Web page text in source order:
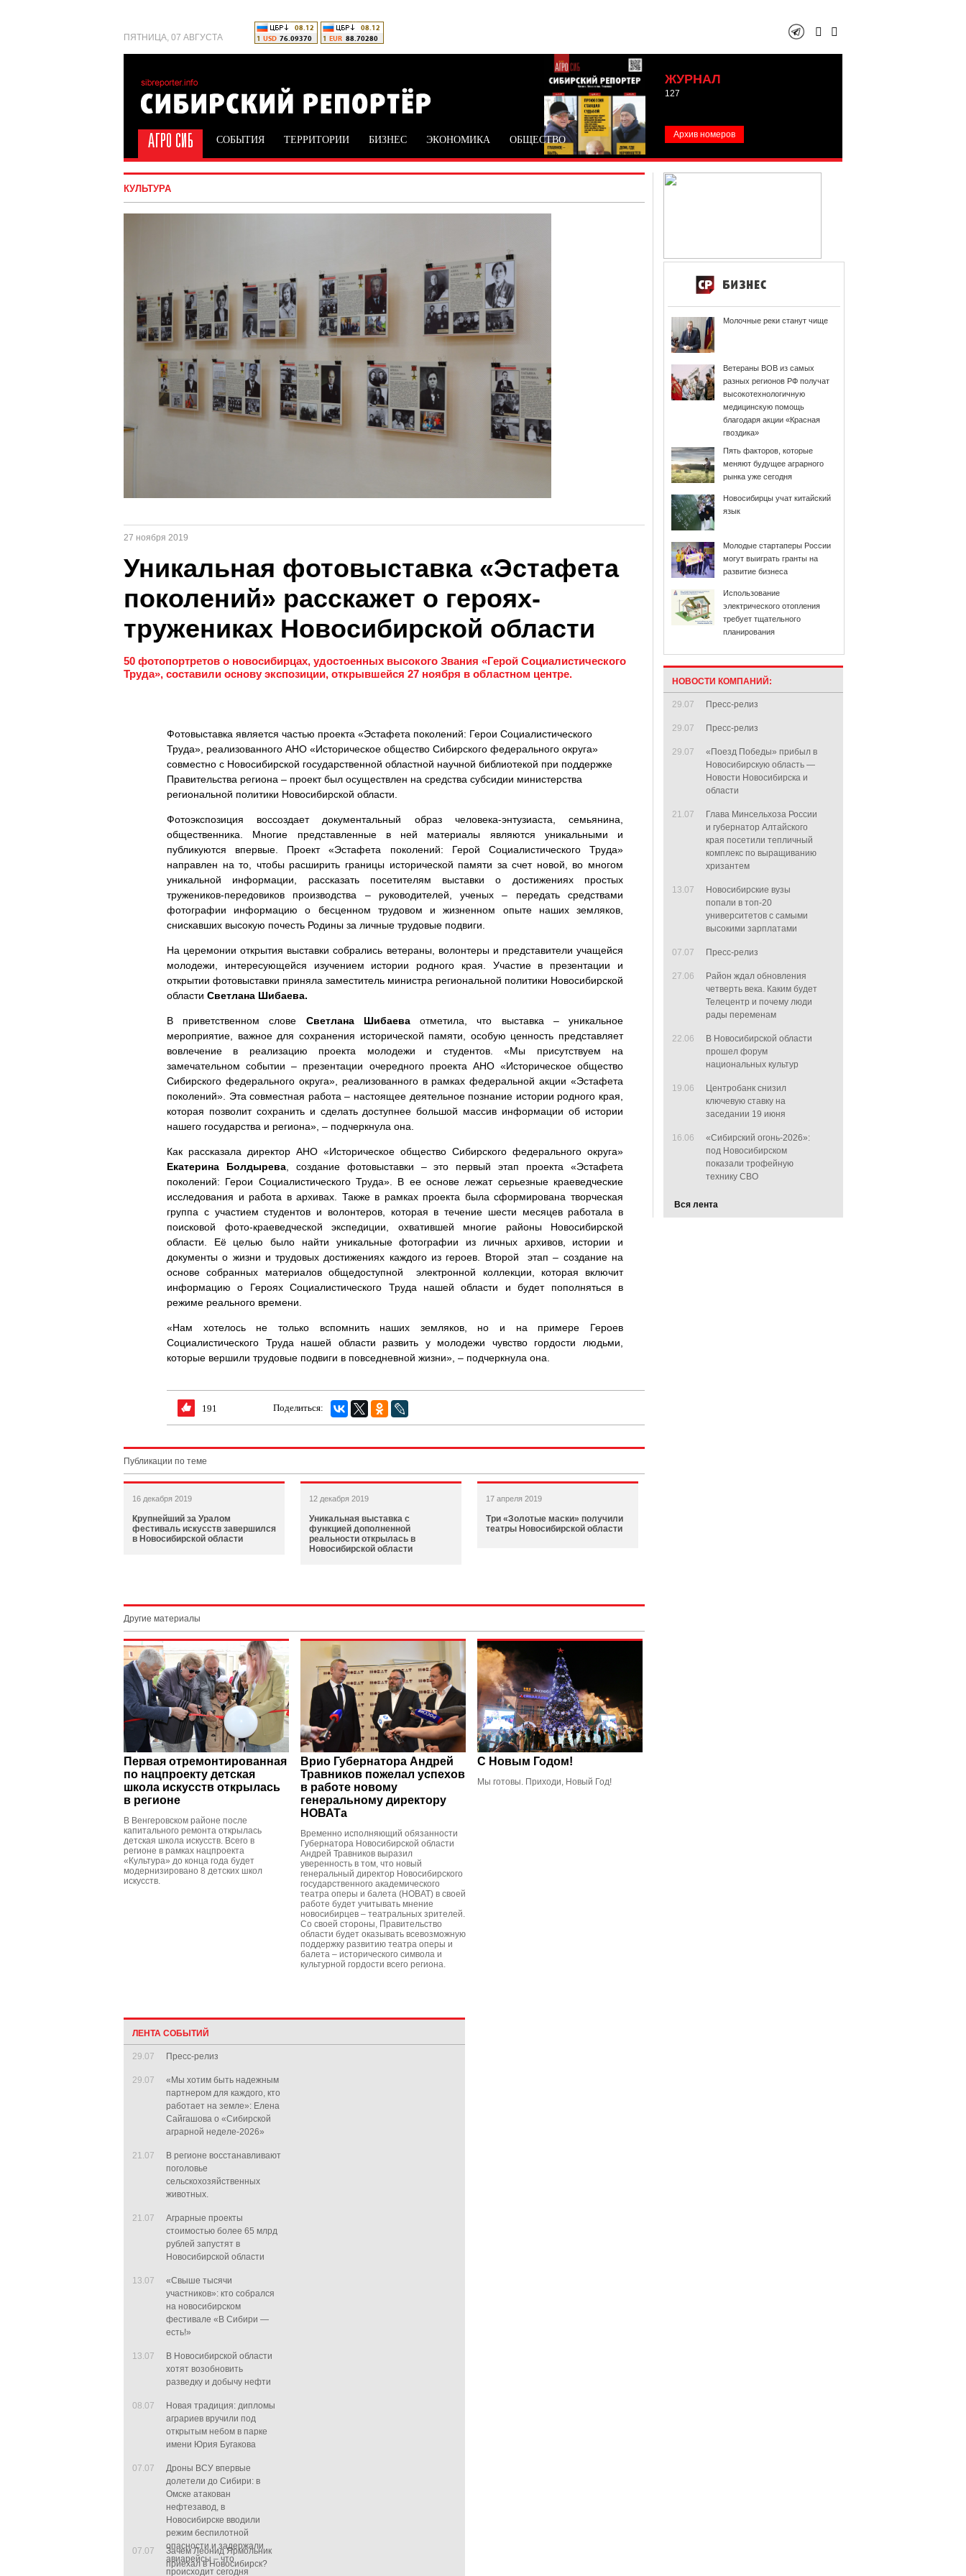
ПЯТНИЦА, 07 АВГУСТА
ЖУРНАЛ
127
Архив номеров
СОБЫТИЯ ТЕРРИТОРИИ БИЗНЕС ЭКОНОМИКА ОБЩЕСТВО
КУЛЬТУРА
27 ноября 2019
Уникальная фотовыставка «Эстафета
поколений» расскажет о героях-
тружениках Новосибирской области
50 фотопортретов о новосибирцах, удостоенных высокого Звания «Герой Социалистического
Труда», составили основу экспозиции, открывшейся 27 ноября в областном центре.
Фотовыставка является частью проекта «Эстафета поколений: Герои Социалистического
Труда», реализованного АНО «Историческое общество Сибирского федерального округа»
совместно с Новосибирской государственной областной научной библиотекой при поддержке
Правительства региона – проект был осуществлен на средства субсидии министерства
региональной политики Новосибирской области.
Фотоэкспозиция воссоздает документальный образ человека-энтузиаста, семьянина,
общественника. Многие представленные в ней материалы являются уникальными и
публикуются впервые. Проект «Эстафета поколений: Герой Социалистического Труда»
направлен на то, чтобы расширить границы исторической памяти за счет новой, во многом
уникальной информации, рассказать посетителям выставки о достижениях простых
тружеников-передовиков производства – руководителей, ученых – передать средствами
фотографии информацию о бесценном трудовом и жизненном опыте наших земляков,
снискавших высокую почесть Родины за личные трудовые подвиги.
На церемонии открытия выставки собрались ветераны, волонтеры и представители учащейся
молодежи, интересующейся изучением истории родного края. Участие в презентации и
открытии фотовыставки приняла заместитель министра региональной политики Новосибирской
области Светлана Шибаева.
В приветственном слове Светлана Шибаеваотметила, что выставка – уникальное
мероприятие, важное для сохранения исторической памяти, особую ценность представляет
вовлечение в реализацию проекта молодежи и студентов. «Мы присутствуем на
замечательном событии – презентации очередного проекта АНО «Историческое общество
Сибирского федерального округа», реализованного в рамках федеральной акции «Эстафета
поколений». Эта совместная работа – настоящее деятельное познание истории родного края,
которая позволит сохранить и сделать доступнее большой массив информации об истории
нашего государства и региона», – подчеркнула она.
Как рассказала директор АНО «Историческое общество Сибирского федерального округа»
Екатерина Болдырева, создание фотовыставки – это первый этап проекта «Эстафета
поколений: Герои Социалистического Труда». В ее основе лежат серьезные краеведческие
исследования и работа в архивах. Также в рамках проекта была сформирована творческая
группа с участием студентов и волонтеров, которая в течение шести месяцев работала в
поисковой фото-краеведческой экспедиции, охватившей многие районы Новосибирской
области. Её целью было найти уникальные фотографии из личных архивов, истории и
документы о жизни и трудовых достижениях каждого из героев. Второй этап – создание на
основе собранных материалов общедоступной электронной коллекции, которая включит
информацию о Героях Социалистического Труда нашей области и будет пополняться в
режиме реального времени.
«Нам хотелось не только вспомнить наших земляков, но и на примере Героев
Социалистического Труда нашей области развить у молодежи чувство гордости людьми,
которые вершили трудовые подвиги в повседневной жизни», – подчеркнула она.
191 Поделиться:
Публикации по теме
16 декабря 2019
Крупнейший за Уралом
фестиваль искусств завершился
в Новосибирской области
12 декабря 2019
Уникальная выставка с
функцией дополненной
реальности открылась в
Новосибирской области
17 апреля 2019
Три «Золотые маски» получили
театры Новосибирской области
Другие материалы
Первая отремонтированная
по нацпроекту детская
школа искусств открылась
в регионе
В Венгеровском районе после
капитального ремонта открылась
детская школа искусств. Всего в
регионе в рамках нацпроекта
«Культура» до конца года будет
модернизировано 8 детских школ
искусств.
Врио Губернатора Андрей
Травников пожелал успехов
в работе новому
генеральному директору
НОВАТа
Временно исполняющий обязанности
Губернатора Новосибирской области
Андрей Травников выразил
уверенность в том, что новый
генеральный директор Новосибирского
государственного академического
театра оперы и балета (НОВАТ) в своей
работе будет учитывать мнение
новосибирцев – театральных зрителей.
Со своей стороны, Правительство
области будет оказывать всевозможную
поддержку развитию театра оперы и
балета – исторического символа и
культурной гордости всего региона.
С Новым Годом!
Мы готовы. Приходи, Новый Год!
ЛЕНТА СОБЫТИЙ
29.07 Пресс-релиз
29.07
«Мы хотим быть надежным
партнером для каждого, кто
работает на земле»: Елена
Сайгашова о «Сибирской
аграрной неделе-2026»
21.07
В регионе восстанавливают
поголовье
сельскохозяйственных
животных.
21.07
Аграрные проекты
стоимостью более 65 млрд
рублей запустят в
Новосибирской области
13.07
«Свыше тысячи
участников»: кто собрался
на новосибирском
фестивале «В Сибири —
есть!»
13.07
В Новосибирской области
хотят возобновить
разведку и добычу нефти
08.07
Новая традиция: дипломы
аграриев вручили под
открытым небом в парке
имени Юрия Бугакова
07.07
Дроны ВСУ впервые
долетели до Сибири: в
Омске атакован
нефтезавод, в
Новосибирске вводили
режим беспилотной
опасности и задержали
авиарейсы – что
происходит сегодня
07.07
Зачем Леонид Ярмольник
приехал в Новосибирск?
Молочные реки станут чище
Ветераны ВОВ из самых
разных регионов РФ получат
высокотехнологичную
медицинскую помощь
благодаря акции «Красная
гвоздика»
Пять факторов, которые
меняют будущее аграрного
рынка уже сегодня
Новосибирцы учат китайский
язык
Молодые стартаперы России
могут выиграть гранты на
развитие бизнеса
Использование
электрического отопления
требует тщательного
планирования
НОВОСТИ КОМПАНИЙ:
29.07 Пресс-релиз
29.07 Пресс-релиз
29.07
«Поезд Победы» прибыл в
Новосибирскую область —
Новости Новосибирска и
области
21.07
Глава Минсельхоза России
и губернатор Алтайского
края посетили тепличный
комплекс по выращиванию
хризантем
13.07
Новосибирские вузы
попали в топ-20
университетов с самыми
высокими зарплатами
07.07 Пресс-релиз
27.06
Район ждал обновления
четверть века. Каким будет
Телецентр и почему люди
рады переменам
22.06
В Новосибирской области
прошел форум
национальных культур
19.06
Центробанк снизил
ключевую ставку на
заседании 19 июня
16.06
«Сибирский огонь-2026»:
под Новосибирском
показали трофейную
технику СВО
Вся лента